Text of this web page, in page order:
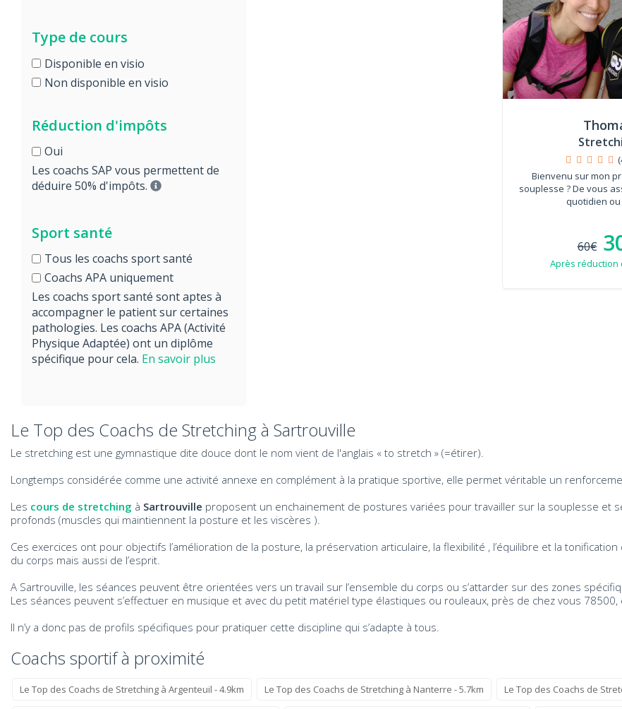
Type de cours
Disponible en visio
Non disponible en visio
Réduction d'impôts
Oui
Les coachs SAP vous permettent de
déduire 50% d'impôts.
Sport santé
Tous les coachs sport santé
Coachs APA uniquement
Les coachs sport santé sont aptes à
accompagner le patient sur certaines
pathologies. Les coachs APA (Activité
Physique Adaptée) ont un diplôme
spécifique pour cela. En savoir plus
Bienvenu sur mon
souplesse ? De vous
quotidien ou
60€
Après réduction
Le Top des Coachs de Stretching à Sartrouville
Le stretching est une gymnastique dite douce dont le nom vient de l'anglais « to stretch » (=étirer).
Longtemps considérée comme une activité annexe en complément à la pratique sportive, elle permet véritable un
Les cours de stretching à Sartrouville proposent un enchainement de postures variées pour travailler sur la souplesse et
profonds (muscles qui maintiennent la posture et les viscères ).
Ces exercices ont pour objectifs l’amélioration de la posture, la préservation articulaire, la flexibilité , l’équilibre et la
du corps mais aussi de l’esprit.
A Sartrouville, les séances peuvent être orientées vers un travail sur l’ensemble du corps ou s’attarder sur des zones
Les séances peuvent s’effectuer en musique et avec du petit matériel type élastiques ou rouleaux, près de chez vous
Il n’y a donc pas de profils spécifiques pour pratiquer cette discipline qui s’adapte à tous.
Coachs sportif à proximité
Le Top des Coachs de Stretching à Argenteuil - 4.9km Le Top des Coachs de Stretching à Nanterre - 5.7km Le Top des Coachs de